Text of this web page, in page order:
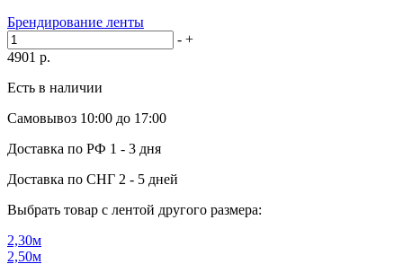
Брендирование ленты
- +
4901 р.
Есть в наличии
Самовывоз 10:00 до 17:00
Доставка по РФ 1 - 3 дня
Доставка по СНГ 2 - 5 дней
Выбрать товар с лентой другого размера:
2,30м
2,50м